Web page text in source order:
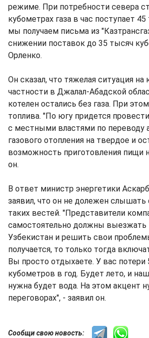
режиме. При потребности севера
кубометрах газа в час поступает
мы получаем письма из
снижении поставок до 35 тысяч
Орленко.
Он сказал, что тяжелая ситуация
частности в Джалал-Абадской
котелен остались без газа. При
топлива. "По югу придется
с местными властями по переводу
газового отопления на твердое и
возможность приготовления пищи
он.
В ответ министр энергетики
заявил, что он не долежен слышать
таких вестей. "Представители
самостоятельно должны выезжать
Узбекистан и решить свои
получается, то только тогда
Вы просто отдыхаете. У вас потери
кубометров в год. Будет лето, и
нужна будет вода. На этом акцент
переговорах", - заявил он.
Сообщи свою новость: